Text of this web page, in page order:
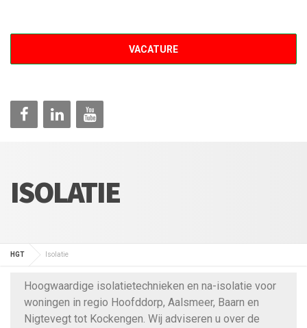
VACATURE
ISOLATIE
HGT Isolatie
Hoogwaardige isolatietechnieken en na-isolatie voor
woningen in regio Hoofddorp, Aalsmeer, Baarn en
Nigtevegt tot Kockengen. Wij adviseren u over de